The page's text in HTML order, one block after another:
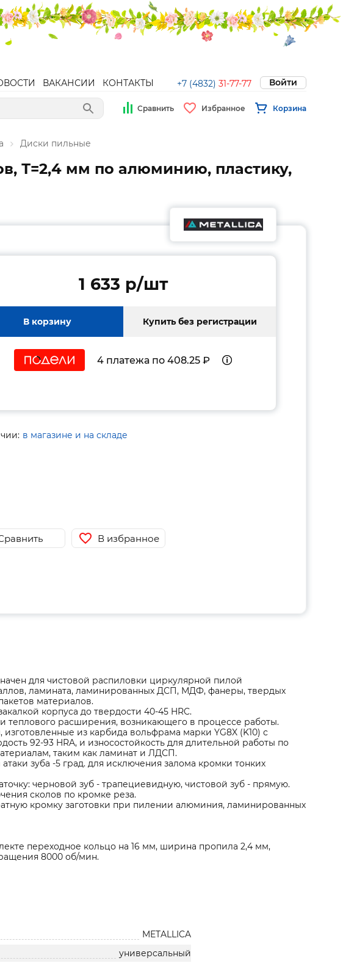
ВАКАНСИИ КОНТАКТЫ +7 (4832) 31-77-77 Войти
Сравнить Избранное Корзина
Диски пильные
Т=2,4 мм по алюминию, пластику,
1 633 p/шт
В корзину Купить без регистрации
4 платежа по 408.25 ₽
в магазине и на складе
В избранное
для чистовой распиловки циркулярной пилой
ламината, ламинированных ДСП, МДФ, фанеры, твердых
материалов.
корпуса до твердости 40-45 HRC.
расширения, возникающего в процессе работы.
из карбида вольфрама марки YG8X (K10) с
92-93 HRA, и износостойкость для длительной работы по
таким как ламинат и ЛДСП.
зуба -5 град. для исключения залома кромки тонких
черновой зуб - трапециевидную, чистовой зуб - прямую.
сколов по кромке реза.
кромку заготовки при пилении алюминия, ламинированных
переходное кольцо на 16 мм, ширина пропила 2,4 мм,
8000 об/мин.
METALLICA
универсальный